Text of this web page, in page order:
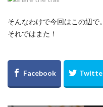
そんなわけで今回はこの辺で。
それではまた！